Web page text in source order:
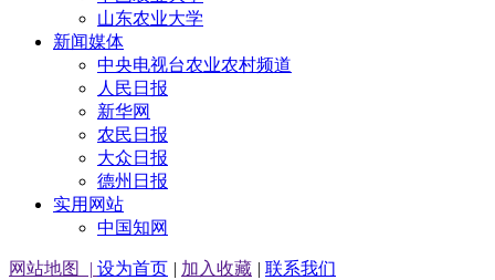
山东农业大学
新闻媒体
中央电视台农业农村频道
人民日报
新华网
农民日报
大众日报
德州日报
实用网站
中国知网
网站地图 | 设为首页 | 加入收藏 | 联系我们